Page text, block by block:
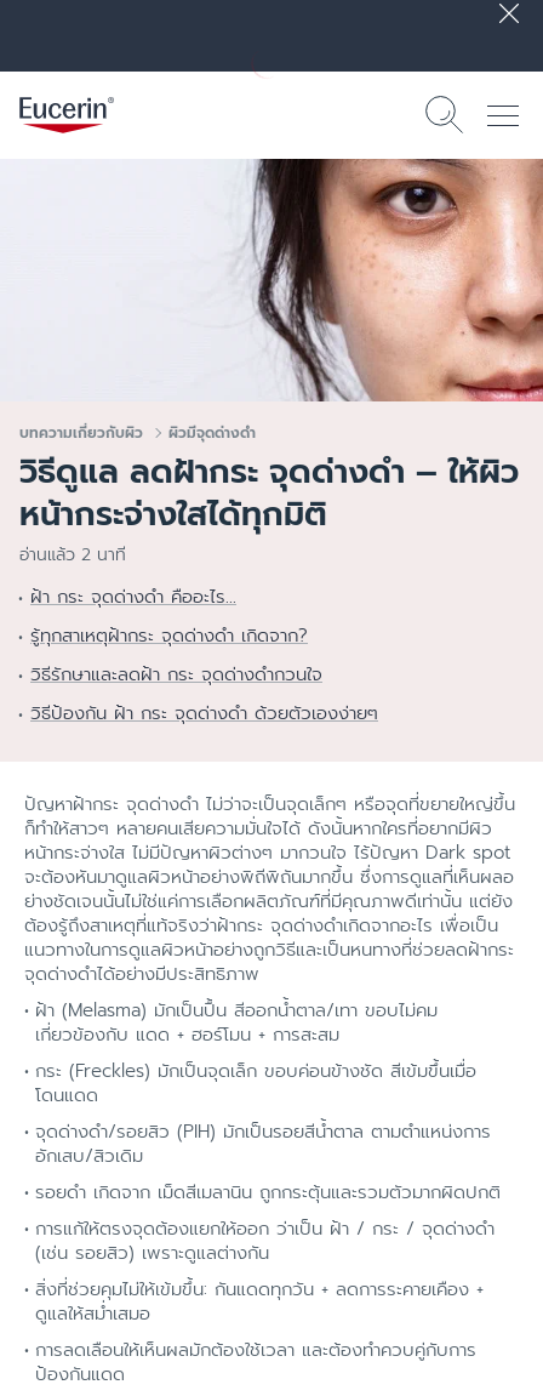
บทความเกี่ยวกับผิว ผิวมีจุดด่างดำ
วิธีดูแล ลดฝ้ากระ จุดด่างดำ – ให้ผิว
หน้ากระจ่างใสได้ทุกมิติ
อ่านแล้ว 2 นาที
ฝ้า กระ จุดด่างดำ คืออะไร...
รู้ทุกสาเหตุฝ้ากระ จุดด่างดำ เกิดจาก?
วิธีรักษาและลดฝ้า กระ จุดด่างดำกวนใจ
วิธีป้องกัน ฝ้า กระ จุดด่างดำ ด้วยตัวเองง่ายๆ
ปัญหาฝ้ากระ จุดด่างดำ ไม่ว่าจะเป็นจุดเล็กๆ หรือจุดที่ขยายใหญ่ขึ้น
ก็ทำให้สาวๆ หลายคนเสียความมั่นใจได้ ดังนั้นหากใครที่อยากมีผิว
หน้ากระจ่างใส ไม่มีปัญหาผิวต่างๆ มากวนใจ ไร้ปัญหา Dark spot
จะต้องหันมาดูแลผิวหน้าอย่างพิถีพิถันมากขึ้น ซึ่งการดูแลที่เห็นผลอ
ย่างชัดเจนนั้นไม่ใช่แค่การเลือกผลิตภัณฑ์ที่มีคุณภาพดีเท่านั้น แต่ยัง
ต้องรู้ถึงสาเหตุที่แท้จริงว่าฝ้ากระ จุดด่างดำเกิดจากอะไร เพื่อเป็น
แนวทางในการดูแลผิวหน้าอย่างถูกวิธีและเป็นหนทางที่ช่วยลดฝ้ากระ
จุดด่างดำได้อย่างมีประสิทธิภาพ
ฝ้า (Melasma) มักเป็นปื้น สีออกน้ำตาล/เทา ขอบไม่คม
เกี่ยวข้องกับ แดด + ฮอร์โมน + การสะสม
กระ (Freckles) มักเป็นจุดเล็ก ขอบค่อนข้างชัด สีเข้มขึ้นเมื่อ
โดนแดด
จุดด่างดำ/รอยสิว (PIH) มักเป็นรอยสีน้ำตาล ตามตำแหน่งการ
อักเสบ/สิวเดิม
รอยดำ เกิดจาก เม็ดสีเมลานิน ถูกกระตุ้นและรวมตัวมากผิดปกติ
การแก้ให้ตรงจุดต้องแยกให้ออก ว่าเป็น ฝ้า / กระ / จุดด่างดำ
(เช่น รอยสิว) เพราะดูแลต่างกัน
สิ่งที่ช่วยคุมไม่ให้เข้มขึ้น: กันแดดทุกวัน + ลดการระคายเคือง +
ดูแลให้สม่ำเสมอ
การลดเลือนให้เห็นผลมักต้องใช้เวลา และต้องทำควบคู่กับการ
ป้องกันแดด